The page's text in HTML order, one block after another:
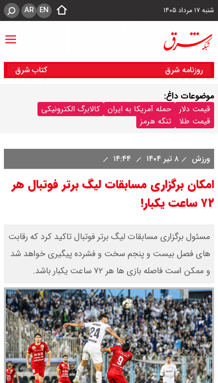
شنبه ۱۷ مرداد ۱۴۰۵ EN
AR
روزنامه شرق کتاب شرق
موضوعات داغ:
قیمت دلار حمله آمریکا به ایران
کالابرگ الکترونیکی
قیمت طلا
تنگه هرمز
ورزش ۸ تیر ۱۴۰۴
امکان برگزاری مسابقات لیگ برتر فوتبال هر
۷۲ ساعت یکبار!
​مسئول برگزاری مسابقات لیگ برتر فوتبال تاکید کرد که رقابت
های فصل بیست و پنجم سخت و فشرده پیگیری خواهد شد
و ممکن است فاصله بازی ها هر ۷۲ ساعت یکبار باشد.